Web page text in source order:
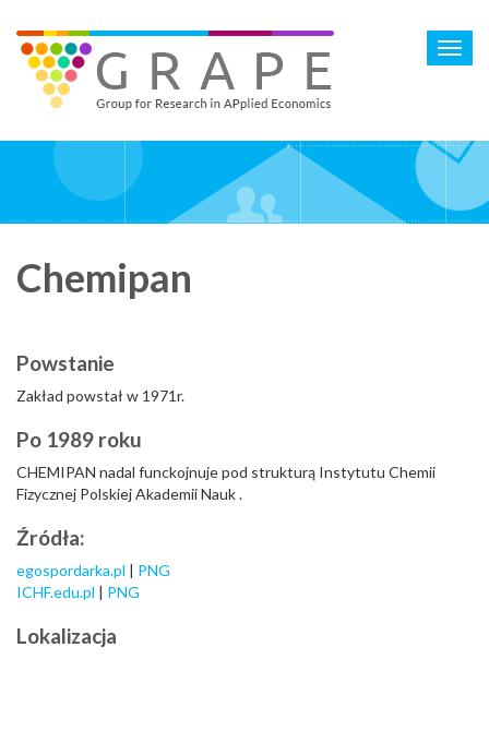
main
content
Chemipan
Powstanie
Zakład powstał w 1971r.
Po 1989 roku
CHEMIPAN nadal funckojnuje pod strukturą Instytutu Chemii
Fizycznej Polskiej Akademii Nauk .
Źródła:
egospordarka.pl | PNG
ICHF.edu.pl | PNG
Lokalizacja